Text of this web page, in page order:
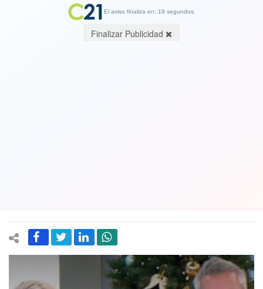
El aviso finaliza en: 18 segundos.
Finalizar Publicidad